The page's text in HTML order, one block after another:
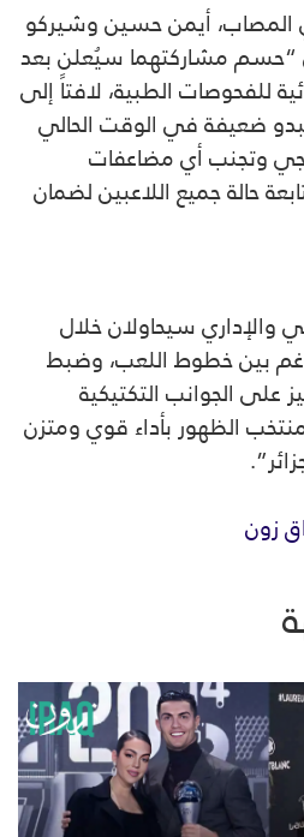
أيمن حسين وشيركو
“حسم مشاركتهما سيُعلن بعد
للفحوصات الطبية، لافتاً إلى
ضعيفة في الوقت الحالي
وتجنب أي مضاعفات
حالة جميع اللاعبين لضمان
والإداري سيحاولان خلال
بين خطوط اللعب، وضبط
على الجوانب التكتيكية
الظهور بأداء قوي ومتزن